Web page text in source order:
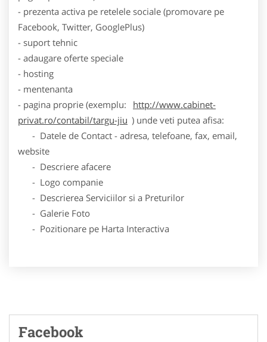
- prezenta activa pe retelele sociale (promovare pe
Facebook, Twitter, GooglePlus)
- suport tehnic
- adaugare oferte speciale
- hosting
- mentenanta
- pagina proprie (exemplu:
http://www.cabinet-
privat.ro/contabil/targu-jiu ) unde veti putea afisa:
- Datele de Contact - adresa, telefoane, fax, email,
website
- Descriere afacere
- Logo companie
- Descrierea Serviciilor si a Preturilor
- Galerie Foto
- Pozitionare pe Harta Interactiva
Facebook